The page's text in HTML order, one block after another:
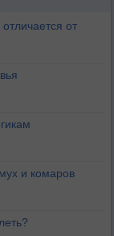
от
и комаров